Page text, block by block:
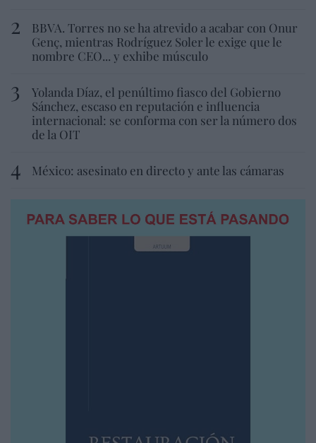
BBVA. Torres no se ha atrevido a acabar con Onur
Genç, mientras Rodríguez Soler le exige que le
nombre CEO... y exhibe músculo
Yolanda Díaz, el penúltimo fiasco del Gobierno
Sánchez, escaso en reputación e influencia
internacional: se conforma con ser la número dos
de la OIT
México: asesinato en directo y ante las cámaras